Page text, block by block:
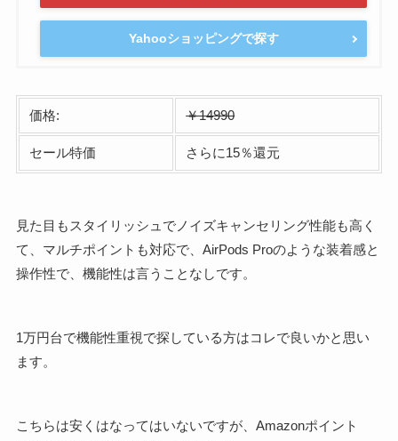
Yahooショッピングで探す
価格: ￥14990
セール特価 さらに15％還元
見た目もスタイリッシュでノイズキャンセリング性能も高く
て、マルチポイントも対応で、AirPods Proのような装着感と
操作性で、機能性は言うことなしです。
1万円台で機能性重視で探している方はコレで良いかと思い
ます。
こちらは安くはなってはいないですが、Amazonポイント